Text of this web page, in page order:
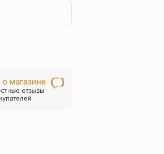
магазине
отзывы